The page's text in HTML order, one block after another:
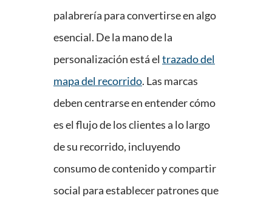
palabrería para convertirse en algo
esencial. De la mano de la
personalización está el trazado del
mapa del recorrido. Las marcas
deben centrarse en entender cómo
es el flujo de los clientes a lo largo
de su recorrido, incluyendo
consumo de contenido y compartir
social para establecer patrones que